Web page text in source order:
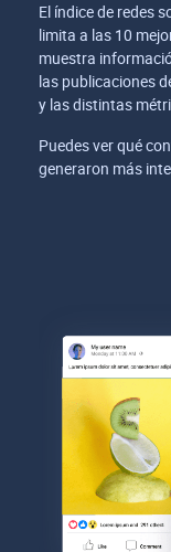
El índice de redes
limita a las 10
muestra
las publicaciones
y las distintas
Puedes ver qué
generaron más